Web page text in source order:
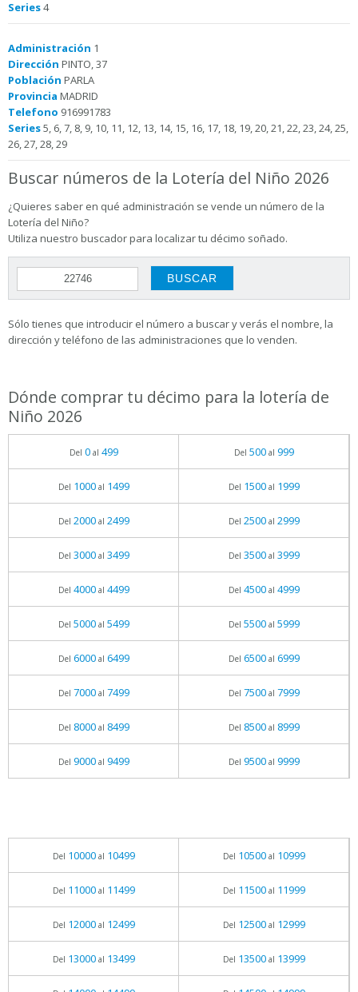
Series4
Administración 1
Dirección PINTO, 37
Población PARLA
Provincia MADRID
Telefono 916991783
Series5, 6, 7, 8, 9, 10, 11, 12, 13, 14, 15, 16, 17, 18, 19, 20, 21, 22, 23, 24, 25,
26, 27, 28, 29
Buscar números de la Lotería del Niño 2026
¿Quieres saber en qué administración se vende un número de la
Lotería del Niño?
Utiliza nuestro buscador para localizar tu décimo soñado.
Sólo tienes que introducir el número a buscar y verás el nombre, la
dirección y teléfono de las administraciones que lo venden.
Dónde comprar tu décimo para la lotería de
Niño 2026
Del 0al 499 Del 500al 999
Del 1000al 1499 Del 1500al 1999
Del 2000al 2499 Del 2500al 2999
Del 3000al 3499 Del 3500al 3999
Del 4000al 4499 Del 4500al 4999
Del 5000al 5499 Del 5500al 5999
Del 6000al 6499 Del 6500al 6999
Del 7000al 7499 Del 7500al 7999
Del 8000al 8499 Del 8500al 8999
Del 9000al 9499 Del 9500al 9999
Del 10000al 10499 Del 10500al 10999
Del 11000al 11499 Del 11500al 11999
Del 12000al 12499 Del 12500al 12999
Del 13000al 13499 Del 13500al 13999